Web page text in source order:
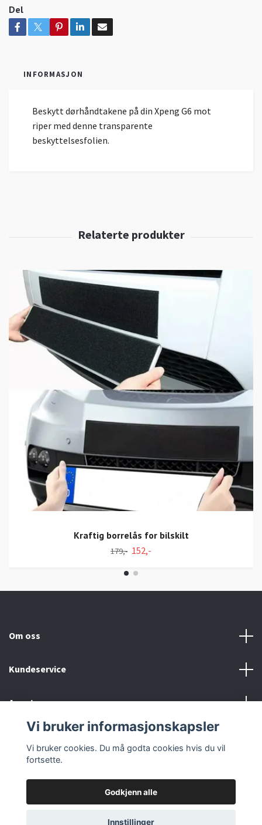
Del
INFORMASJON
Beskytt dørhåndtakene på din Xpeng G6 mot
riper med denne transparente
beskyttelsesfolien.
Kraftig borrelås for bilskilt
179,- 152,-
Om oss
Kundeservice
Annet
© 2026 Evexa
Vi bruker informasjonskapsler
Vi bruker cookies. Du må godta cookies hvis du vil
fortsette.
Godkjenn alle
Innstillinger